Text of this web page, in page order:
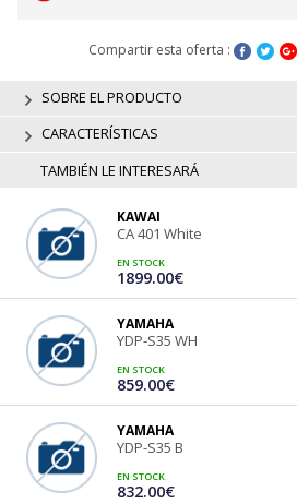
Compartir esta oferta :
SOBRE EL PRODUCTO
CARACTERÍSTICAS
TAMBIÉN LE INTERESARÁ
KAWAI
CA 401 White
EN STOCK
1899.00€
YAMAHA
YDP-S35 WH
EN STOCK
859.00€
YAMAHA
YDP-S35 B
EN STOCK
832.00€